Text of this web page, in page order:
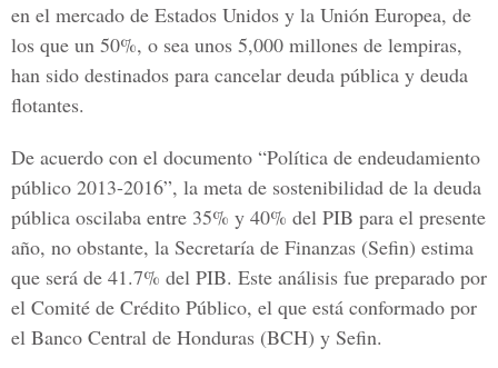
en el mercado de Estados Unidos y la Unión Europea, de
los que un 50%, o sea unos 5,000 millones de lempiras,
han sido destinados para cancelar deuda pública y deuda
flotantes.
De acuerdo con el documento “Política de endeudamiento
público 2013-2016”, la meta de sostenibilidad de la deuda
pública oscilaba entre 35% y 40% del PIB para el presente
año, no obstante, la Secretaría de Finanzas (Sefin) estima
que será de 41.7% del PIB. Este análisis fue preparado por
el Comité de Crédito Público, el que está conformado por
el Banco Central de Honduras (BCH) y Sefin.